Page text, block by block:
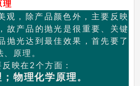
，除产品颜色外，主要反映
故产品的抛光是很重要、关键
抛光达到最佳效果，首先要了
原理。
映在2个方面：
物理化学原理 。